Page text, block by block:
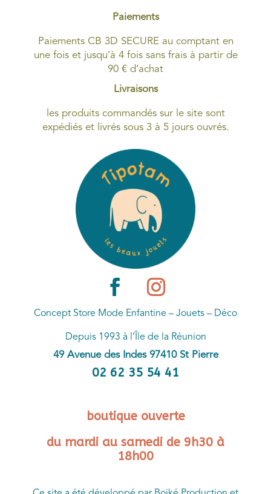
Paiements
Paiements CB 3D SECURE au comptant en
une fois et jusqu’à 4 fois sans frais à partir de
90 € d’achat
Livraisons
les produits commandés sur le site sont
expédiés et livrés sous 3 à 5 jours ouvrés.
Concept Store Mode Enfantine – Jouets – Déco
Depuis 1993 à l’Île de la Réunion
49 Avenue des Indes 97410 St Pierre
02 62 35 54 41
boutique ouverte
du mardi au samedi de 9h30 à
18h00